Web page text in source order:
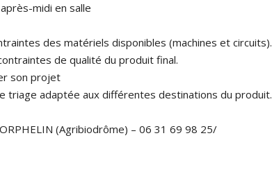
midi en salle
des matériels disponibles (machines et circuits).
de qualité du produit final.
son projet
triage adaptée aux différentes destinations du produit.
(Agribiodrôme) – 06 31 69 98 25/